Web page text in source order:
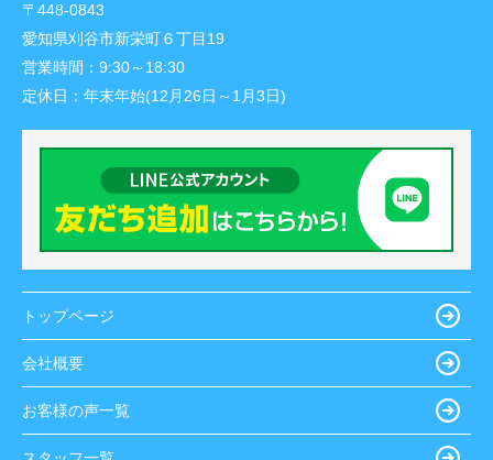
〒448-0843
愛知県刈谷市新栄町６丁目19
営業時間： 9:30～18:30
定休日： 年末年始(12月26日～1月3日)
トップページ
会社概要
お客様の声一覧